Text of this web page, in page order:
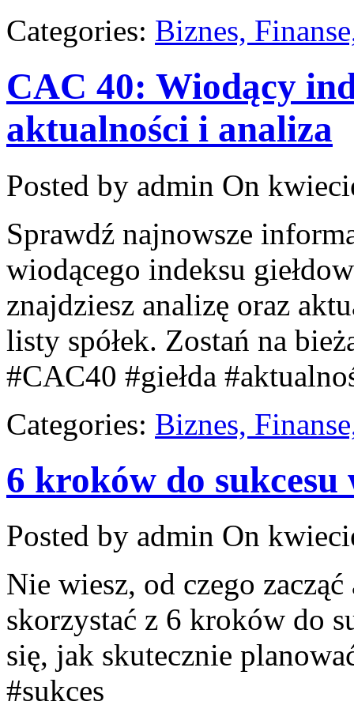
Categories: Biznes,
CAC 40: Wiodący
aktualności i analiza
Posted by admin On
Sprawdź najnowsze
wiodącego indeksu
znajdziesz analizę oraz
listy spółek. Zostań na
#CAC40 #giełda
Categories: Biznes,
6 kroków do
Posted by admin On
Nie wiesz, od czego
skorzystać z 6 kroków do
się, jak skutecznie
#sukces